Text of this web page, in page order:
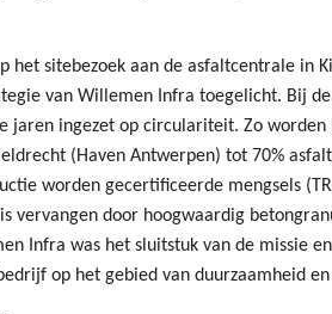
het sitebezoek aan de asfaltcentrale in
van Willemen Infra toegelicht. Bij
jaren ingezet op circulariteit. Zo
(Haven Antwerpen) tot 70%
worden gecertificeerde mengsels
vervangen door hoogwaardig
Infra was het sluitstuk van de missie
op het gebied van duurzaamheid